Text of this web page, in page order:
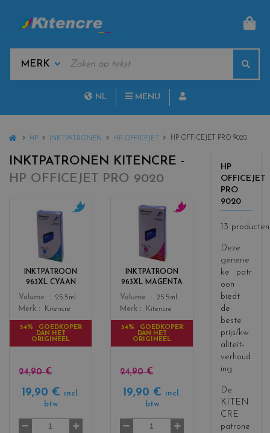
MANUFACTURERS
NL MENU
HOME
HP INKTPATRONEN HP OFFICEJET HP OFFICEJET PRO 9020
INKTPATRONEN KITENCRE -
HP OFFICEJET PRO 9020
INKTPATROON
963XL CYAAN
Color
r
s
c
a
Volume
25.5ml
Merk
Kitencre
54% GOEDKOPER
DAN HET
ORIGINEEL
24,90 €
19,90 €
incl.
btw
INKTPATROON
963XL MAGENTA
Color
r
s
m
g
n
Volume
25.5ml
Merk
Kitencre
54% GOEDKOPER
DAN HET
ORIGINEEL
24,90 €
19,90 €
incl.
btw
HP
OFFICEJET
PRO
9020
13 producten
Deze
generie
ke patr
oon
biedt
de
beste
prijs/kw
aliteit-
verhoud
ing.
De
KITEN
CRE
patrone